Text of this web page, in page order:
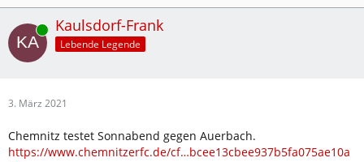
Online Kaulsdorf-Frank
Lebende Legende
3. März 2021
Chemnitz testet Sonnabend gegen Auerbach.
https://www.chemnitzerfc.de/cf…bcee13cbee937b5fa075ae10a